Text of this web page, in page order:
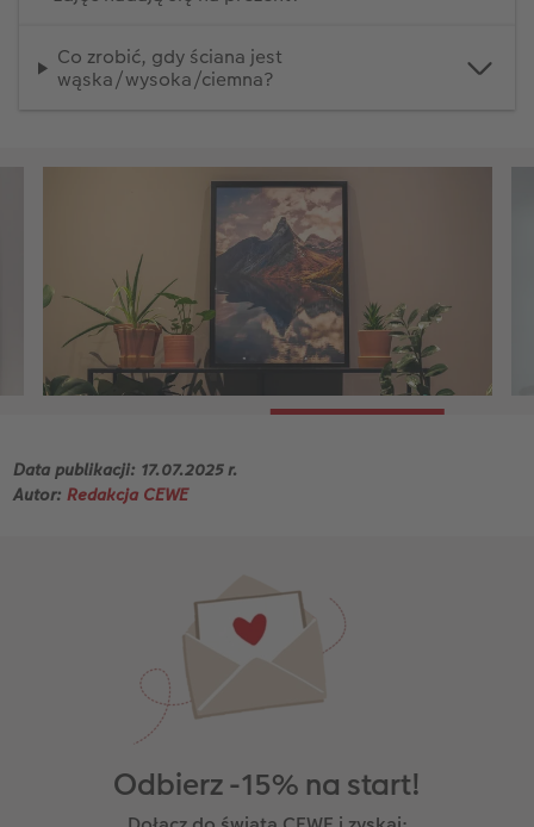
Co zrobić, gdy ściana jest
wąska/wysoka/ciemna?
Data publikacji: 17.07.2025 r.
Autor:Redakcja CEWE
Odbierz -15% na start!